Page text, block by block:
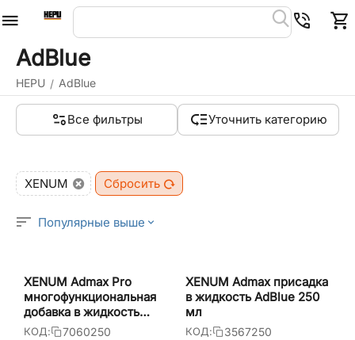
AdBlue
HEPU / AdBlue
Все фильтры Уточнить категорию
XENUM Сбросить
Популярные выше
XENUM Admax Pro
многофункциональная
добавка в жидкость
AdBlue 250 мл
КОД: 7060250
XENUM Admax присадка
в жидкость AdBlue 250
мл
КОД: 3567250